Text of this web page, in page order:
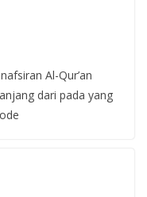
Al-Qur’an
dari pada yang